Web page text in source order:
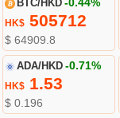
BTC/HKD -0.44%
HK$505712
$ 64909.8
ADA/HKD -0.71%
HK$1.53
$ 0.196